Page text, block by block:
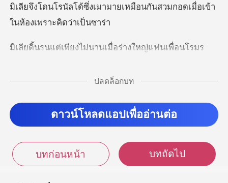
ออกจากระบบ
ดาวน์โหลดแอปียงไม่นานเมื่อร่า
ปลดล็อกบท
ดาวน์โหลดแอปเพื่ออ่านต่อ
บทก่อนหน้า บทถัดไป